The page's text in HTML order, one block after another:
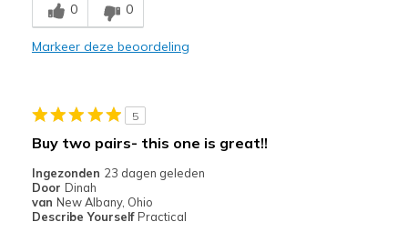
Comfortable
Beste toepassingen
Going Out
0 0
Markeer deze beoordeling
5
Buy two pairs- this one is great!!
Ingezonden 23 dagen geleden
Door Dinah
van New Albany, Ohio
Describe Yourself Practical